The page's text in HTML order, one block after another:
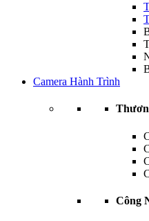
Camera Hành Trình
Công